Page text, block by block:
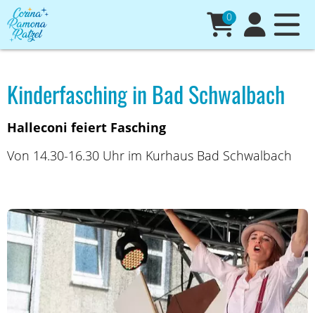
0
Kinderfasching in Bad Schwalbach
Halleconi feiert Fasching
Von 14.30-16.30 Uhr im Kurhaus Bad Schwalbach